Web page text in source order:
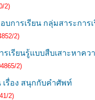
2)
บการเรียน กลุ่มสาระกา
2)
รียนรู้แบบสืบเสาะหาคว
2)
รื่อง สนุกกับคำศัพท์
2)